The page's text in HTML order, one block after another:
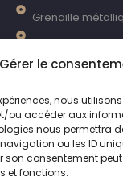
Gérer le
nous
ou accéder aux
nous permettra
ou les ID
son consentement
et fonctions.
Grenaille
Grenaille inox
Bille céramique
Sable perdu
extérieur
Bicarbonate de